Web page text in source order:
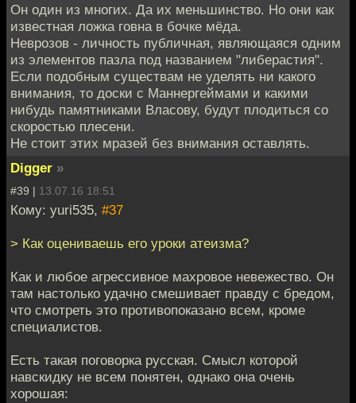
Он один из многих. Да их меньшинство. Но они как
известная ложка говна в бочке мёда.
Неврозов - личность публичная, являющаяся одним
из элементов пазла под названием "либерастия".
Если подобным существам не уделять ни какого
внимания, то доски с Маннергеймами и какими
нибудь памятниками Власову, будут плодиться со
скоростью плесени.
Не стоит этих мразей без внимания оставлять.
Digger »
#39 | 13.07.16 18:51
Кому: yuri535, #37
> Как оцениваешь его уроки атеизма?
Как и любое агрессивное махровое невежество. Он
там настолько удачно смешивает правду с бредом,
что смотреть это противопоказано всем, кроме
специалистов.
Есть такая поговорка русская. Смысл которой
навскидку не всем понятен, однако она очень
хорошая: